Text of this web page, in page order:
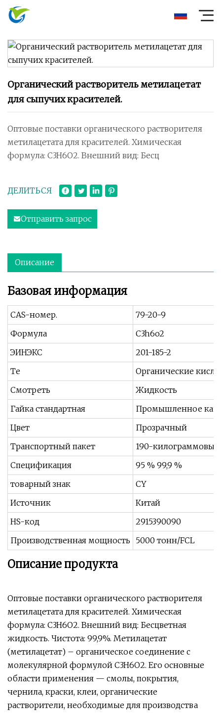
Органический растворитель метилацетат
для сыпучих красителей.
Оптовые поставки органического растворителя
метилацетата для красителей. Химическая
формула: C3H6O2. Внешний вид: Бесц
ДЕЛИТЬСЯ
Отправить запрос
Описание
Базовая информация
CAS-номер.
79-20-9
Формула
C3h6o2
ЭИНЭКС
201-185-2
Те
Органические
Смотреть
Жидкость
Гайка стандартная
Промышленное
Цвет
Прозрачный
Транспортный пакет
190-килограммовый
Спецификация
95 % 99,9 %
товарный знак
CY
Источник
Китай
HS-код
2915390090
Производственная мощность
5000 тонн/FCL
Описание продукта
Оптовые поставки органического растворителя
метилацетата для красителей. Химическая
формула: C3H6O2. Внешний вид: Бесцветная
жидкость. Чистота: 99,9%. Метилацетат
(метилацетат) – органическое соединение с
молекулярной формулой C3H6O2. Его основные
области применения — смолы, покрытия,
чернила, краски, клеи, органические
растворители, необходимые для производства